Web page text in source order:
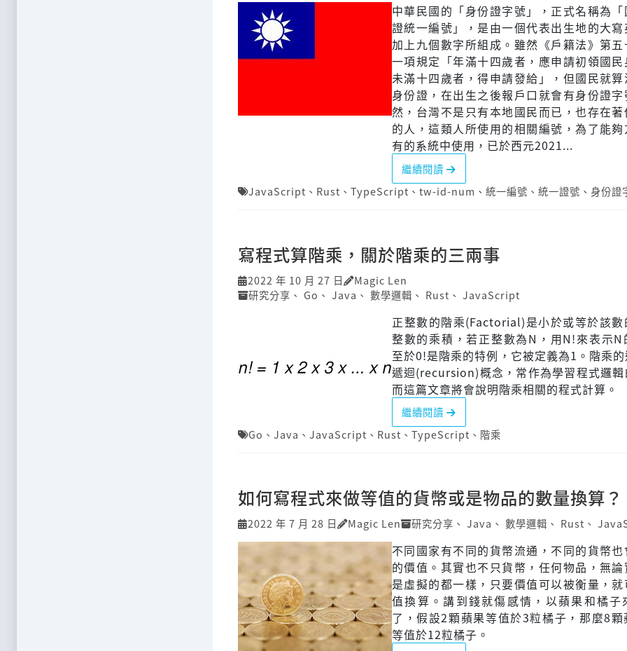
中華民國的「身份證字號」，正式名稱為
證統一編號」，是由一個代表出生地的大
加上九個數字所組成。雖然《戶籍法》第
一項規定「年滿十四歲者，應申請初領國
未滿十四歲者，得申請發給」，但國民就
身份證，在出生之後報戶口就會有身份證
然，台灣不是只有本地國民而已，也存在
的人，這類人所使用的相關編號，為了能
有的系統中使用，已於西元2021...
繼續閱讀
JavaScript 、 Rust 、 TypeScript 、 tw-id-num 、 統一編號 、 統一證號 、 身份證
寫程式算階乘，關於階乘的三兩事
2022 年 10 月 27 日
Magic Len
研究分享 、 Go 、 Java 、 數學邏輯 、 Rust 、 JavaScript
正整數的階乘(Factorial)是小於或等於該數
整數的乘積，若正整數為N，用N!來表示N
至於0!是階乘的特例，它被定義為1。階乘
遞迴(recursion)概念，常作為學習程式邏
而這篇文章將會說明階乘相關的程式計算。
繼續閱讀
Go 、 Java 、 JavaScript 、 Rust 、 TypeScript 、 階乘
如何寫程式來做等值的貨幣或是物品的數量換算？
2022 年 7 月 28 日 Magic Len 研究分享 、 Java 、 數學邏輯 、 Rust 、
不同國家有不同的貨幣流通，不同的貨幣
的價值。其實也不只貨幣，任何物品，無
是虛擬的都一樣，只要價值可以被衡量，
值換算。講到錢就傷感情，以蘋果和橘子
了，假設2顆蘋果等值於3粒橘子，那麼8
等值於12粒橘子。